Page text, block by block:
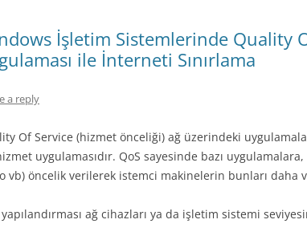
İşletim Sistemlerinde Quality
ile İnterneti Sınırlama
a reply
Of Service (hizmet önceliği) ağ üzerindeki
uygulamasıdır. QoS sayesinde bazı
vb) öncelik verilerek istemci makinelerin bunları daha
yapılandırması ağ cihazları ya da işletim sistemi